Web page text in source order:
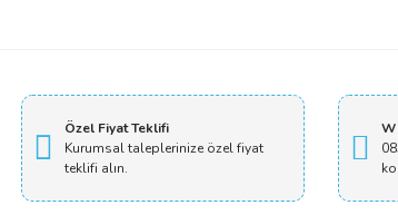
Özel Fiyat Teklifi
Kurumsal taleplerinize özel fiyat
teklifi alın.